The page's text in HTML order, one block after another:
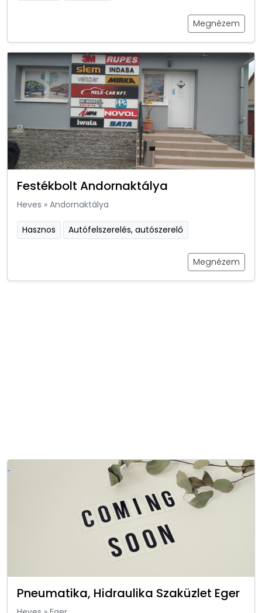
Megnézem
Festékbolt Andornaktálya
Heves » Andornaktálya
Hasznos Autófelszerelés, autószerelő
Megnézem
Pneumatika, Hidraulika Szaküzlet Eger